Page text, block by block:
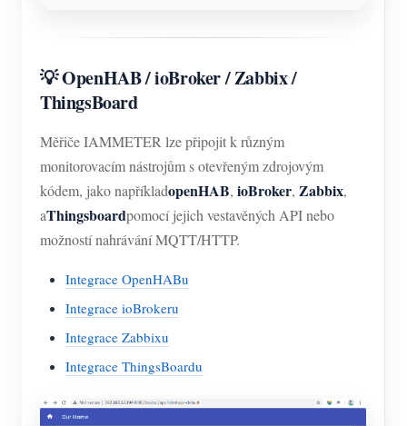
💡 OpenHAB / ioBroker / Zabbix /
ThingsBoard
Měřiče IAMMETER lze připojit k různým
monitorovacím nástrojům s otevřeným zdrojovým
kódem, jako napříkladopenHAB, ioBroker, Zabbix,
aThingsboardpomocí jejich vestavěných API nebo
možností nahrávání MQTT/HTTP.
Integrace OpenHABu
Integrace ioBrokeru
Integrace Zabbixu
Integrace ThingsBoardu